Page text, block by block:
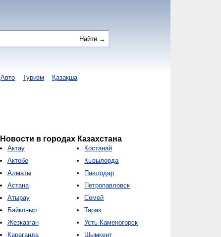
Авто Туризм Қазақша
Новости в городах Казахстана
Актау
Актобе
Алматы
Астана
Атырау
Байконыр
Жезказган
Караганда
Костанай
Кызылорда
Павлодар
Петропавловск
Семей
Тараз
Усть-Каменогорск
Шымкент